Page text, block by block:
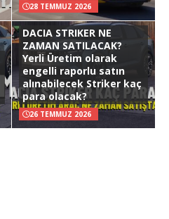
28 TEMMUZ 2026
DACIA STRIKER NE
ZAMAN SATILACAK?
Yerli Üretim olarak
engelli raporlu satın
alınabilecek Striker kaç
para olacak?
26 TEMMUZ 2026